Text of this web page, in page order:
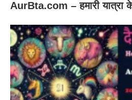
AurBta.com – हमारी यात्रा